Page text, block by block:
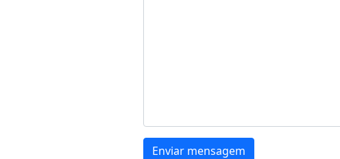
Enviar mensagem